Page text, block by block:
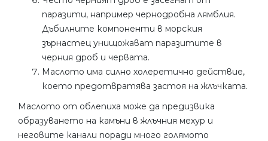
паразити, например чернодробна лямблия.
Дъбилните компоненти в морския
зърнастец унищожават паразитите в
черния дроб и червата.
Маслото има силно холеретично действие,
което предотвратява застоя на жлъчката.
Маслото от облепиха може да предизвика
образуването на камъни в жлъчния мехур и
неговите канали поради много голямото